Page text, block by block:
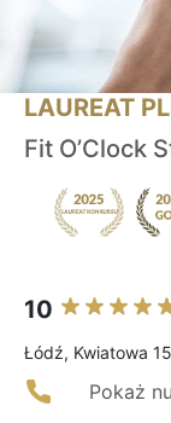
LAUREAT
Fit O’Clock
10
Łódź, Kwiatowa 15
Pokaż